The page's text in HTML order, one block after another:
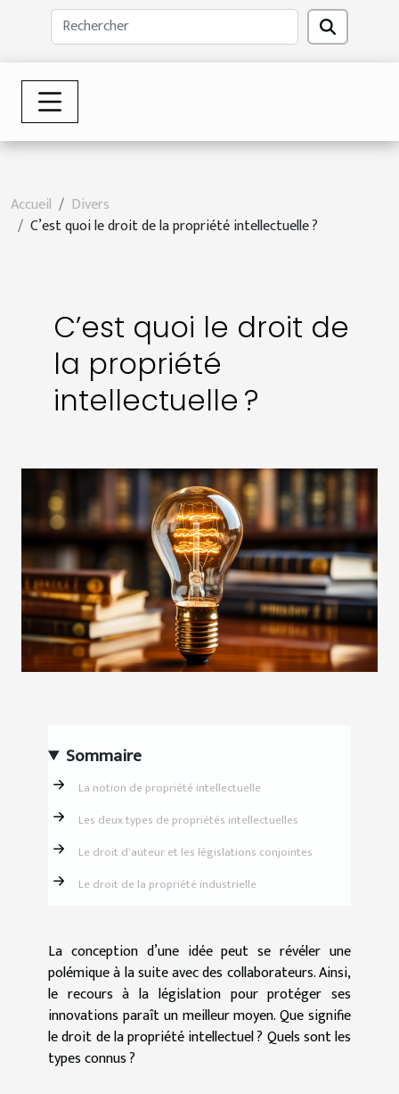
Accueil
Divers
C’est quoi le droit de la propriété intellectuelle ?
C’est quoi le droit de
la propriété
intellectuelle ?
Sommaire
La notion de propriété intellectuelle
Les deux types de propriétés intellectuelles
Le droit d’auteur et les législations conjointes
Le droit de la propriété industrielle
La conception d’une idée peut se révéler une
polémique à la suite avec des collaborateurs. Ainsi,
le recours à la législation pour protéger ses
innovations paraît un meilleur moyen. Que signifie
le droit de la propriété intellectuel ? Quels sont les
types connus ?